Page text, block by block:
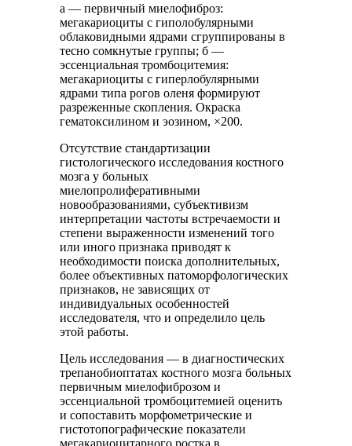
а — первичный миелофиброз:
мегакариоциты с гиполобулярными
облаковидными ядрами сгруппированы в
тесно сомкнутые группы; б —
эссенциальная тромбоцитемия:
мегакариоциты с гиперлобулярными
ядрами типа рогов оленя формируют
разреженные скопления. Окраска
гематоксилином и эозином, ×200.
Отсутствие стандартизации
гистологического исследования костного
мозга у больных
миелопролиферативными
новообразованиями, субъективизм
интерпретации частоты встречаемости и
степени выраженности изменений того
или иного признака приводят к
необходимости поиска дополнительных,
более объективных патоморфологических
признаков, не зависящих от
индивидуальных особенностей
исследователя, что и определило цель
этой работы.
Цель исследования — в диагностических
трепанобиоптатах костного мозга больных
первичным миелофиброзом и
эссенциальной тромбоцитемией оценить
и сопоставить морфометрические и
гистотопографические показатели
мегакариоцитарного ростка в